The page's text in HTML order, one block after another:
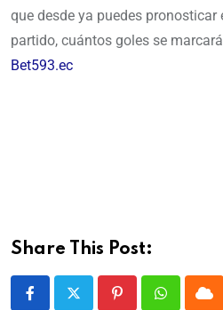
que desde ya puedes
partido, cuántos goles se
Bet593.ec
Share This Post: